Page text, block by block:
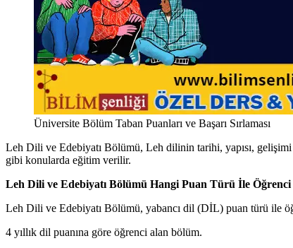
Üniversite Bölüm Taban Puanları ve Başarı Sırlaması
Leh Dili ve Edebiyatı Bölümü, Leh dilinin tarihi, yapısı,
gibi konularda eğitim verilir.
Leh Dili ve Edebiyatı Bölümü Hangi Puan Türü İle Öğrenci
Leh Dili ve Edebiyatı Bölümü, yabancı dil (DİL) puan türü ile
4 yıllık dil puanına göre öğrenci alan bölüm.